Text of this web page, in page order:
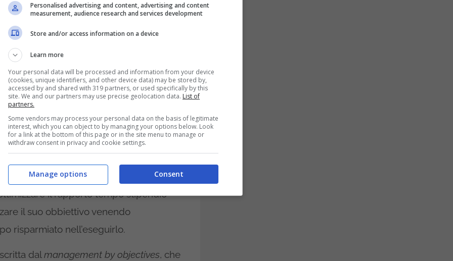
e la visione del futuro
Griffini
per quanto riguarda la cultura
lavoro svolto. Questo infatti prevede un
però i collaboratori quattro giorni su
William Griffini ha sviluppato un
basato su fiducia e autonomia.
futura nell’organizzazione del
gestendo il suo tempo in base alle
il rapporto tempo stipendio
il suo obbiettivo venendo
risparmiato nell’eseguirlo.
dal management by objectives, che
Personalised advertising and content, advertising and content
measurement, audience research and services development
Store and/or access information on a device
Learn more
Your personal data will be processed and information from your device
(cookies, unique identifiers, and other device data) may be stored by,
accessed by and shared with 319 partners, or used specifically by this
site. We and our partners may use precise geolocation data. List of
partners.
Some vendors may process your personal data on the basis of legitimate
interest, which you can object to by managing your options below. Look
for a link at the bottom of this page or in the site menu to manage or
withdraw consent in privacy and cookie settings.
Consent
Manage options